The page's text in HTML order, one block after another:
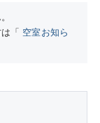
「 空室お知ら